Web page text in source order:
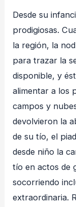
Desde su
prodigiosas.
la región, la
para trazar la
disponible, y
alimentar a los
campos y
devolvieron la
de su tío, el
desde niño la
tío en actos de
socorriendo
extraordinaria.